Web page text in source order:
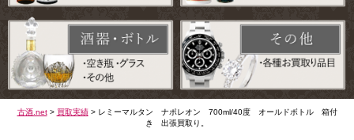
古酒.net> 買取実績> レミーマルタン ナポレオン 700ml/40度 オールドボトル 箱付
き 出張買取り。